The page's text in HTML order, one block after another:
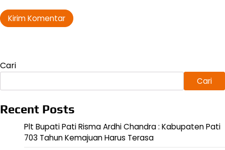
Cari
Cari
Recent Posts
Plt Bupati Pati Risma Ardhi Chandra : Kabupaten Pati
703 Tahun Kemajuan Harus Terasa